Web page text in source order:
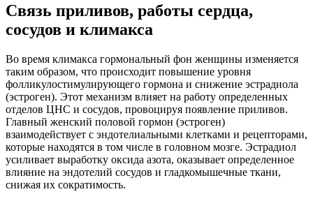
Связь приливов, работы сердца,
сосудов и климакса
Во время климакса гормональный фон женщины изменяется
таким образом, что происходит повышение уровня
фолликулостимулирующего гормона и снижение эстрадиола
(эстроген). Этот механизм влияет на работу определенных
отделов ЦНС и сосудов, провоцируя появление приливов.
Главный женский половой гормон (эстроген)
взаимодействует с эндотелиальными клетками и рецепторами,
которые находятся в том числе в головном мозге. Эстрадиол
усиливает выработку оксида азота, оказывает определенное
влияние на эндотелий сосудов и гладкомышечные ткани,
снижая их сократимость.